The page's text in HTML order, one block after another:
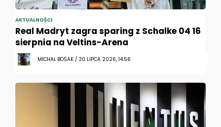
AKTUALNOŚCI
Real Madryt zagra sparing z Schalke 04 16
sierpnia na Veltins-Arena
MICHAŁ BOSAK / 30 LIPCA 2026, 14:56